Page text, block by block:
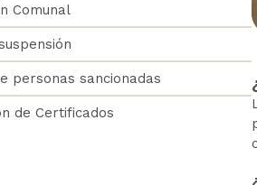
Comunal
personas sancionadas
de Certificados